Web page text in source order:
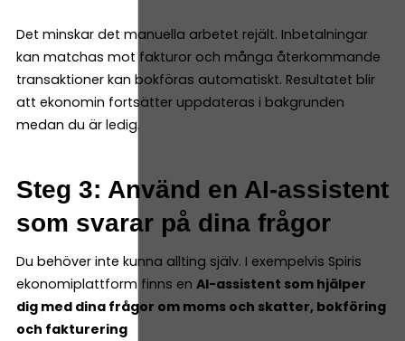
Det minskar det manuella arbetet rejält. Inbetalningar
kan matchas mot fakturor och många återkommande
transaktioner kan bokföras automatiskt. Resultatet blir
att ekonomin fortsätter uppdateras i bakgrunden
medan du är ledig.
Steg 3: Använd en AI-assistent
som svarar på dina frågor
Du behöver inte kunna allting själv. I exempelvis Spiris
ekonomiplattform finns en AI-assistent som hjälper
dig med dina frågor om moms och skatter, bokföring
och fakturering